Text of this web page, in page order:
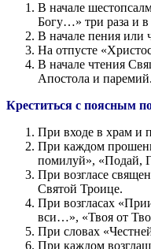
В начале
Богу…» три раза и в
В начале пения или
На отпусте
В начале чтения
Апостола и паремий.
Креститься с поясным
При входе в храм и
При каждом
помилуй», «Подай,
При возгласе
Святой Троице.
При возгласах
вси…», «Твоя от
При словах
При каждом